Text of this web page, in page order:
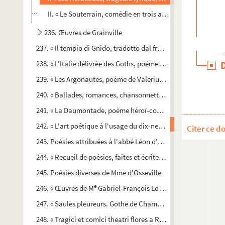
II. « Le Souterrain, comédie en trois actes et en prose
236. Œuvres de Grainville
237. « Il tempio di Gnido, tradotto dal francese in italiano...
238. « L'Italie délivrée des Goths, poème du Trissin, analysé
239. « Les Argonautes, poème de Valerius Flaccus, traduit
240. « Ballades, romances, chansonnettes et nocturnes, par A.
241. « La Daumontade, poème héroï-comique en six chants »
242. « L'art poétique à l'usage du dix-neuvième siècle par
243. Poésies attribuées à l'abbé Léon d'Aurevilly
244. « Recueil de poésies, faites et écrites par M. Bayeux-
245. Poésies diverses de Mme d'Osseville
246. « Œuvres de Me Gabriel-François Le Cavelier, avocat,
247. « Saules pleureurs. Gothe de Chamborand, poème », par
248. « Tragici et comici theatri flores a RR. PP. X. de la
Citer ce